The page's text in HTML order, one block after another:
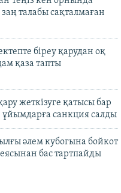
талабы сақталмаған
біреу қарудан оқ
қаза тапты
жеткізуге қатысы бар
санкция салды
әлем кубогына бойкот
бас тартпайды